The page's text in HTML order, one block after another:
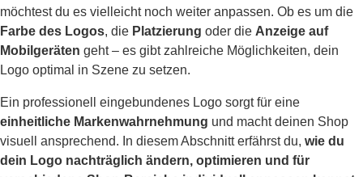
möchtest du es vielleicht noch weiter anpassen. Ob es um die
Farbe des Logos, die Platzierung oder die Anzeige auf
Mobilgeräten geht – es gibt zahlreiche Möglichkeiten, dein
Logo optimal in Szene zu setzen.
Ein professionell eingebundenes Logo sorgt für eine
einheitliche Markenwahrnehmung und macht deinen Shop
visuell ansprechend. In diesem Abschnitt erfährst du, wie du
dein Logo nachträglich ändern, optimieren und für